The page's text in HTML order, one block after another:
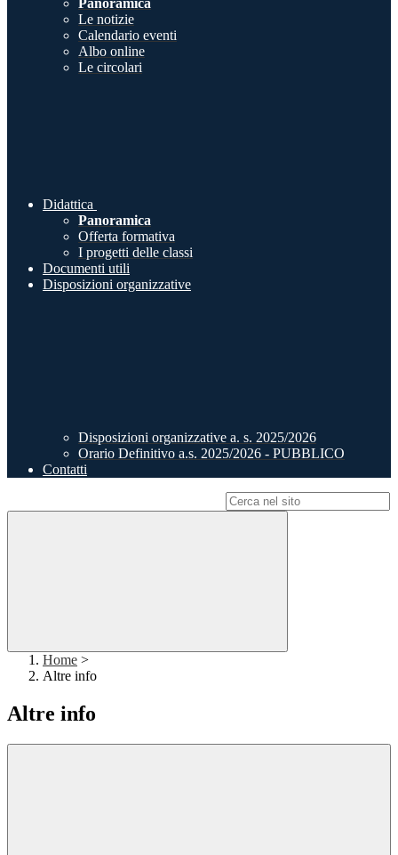
Panoramica
Le notizie
Calendario eventi
Albo online
Le circolari
Didattica
Panoramica
Offerta formativa
I progetti delle classi
Documenti utili
Disposizioni organizzative
Disposizioni organizzative a. s. 2025/2026
Orario Definitivo a.s. 2025/2026 - PUBBLICO
Contatti
Home >
Altre info
Altre info